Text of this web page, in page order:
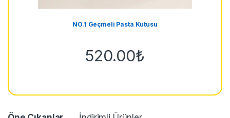
NO.1 Geçmeli Pasta Kutusu
520.00₺